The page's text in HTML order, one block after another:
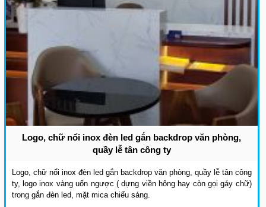
Logo, chữ nổi inox đèn led gắn backdrop văn phòng,
quầy lễ tân công ty
Logo, chữ nổi inox đèn led gắn backdrop văn phòng, quầy lễ tân công
ty, logo inox vàng uốn ngược ( dựng viền hông hay còn gọi gáy chữ)
trong gắn đèn led, mặt mica chiếu sáng.